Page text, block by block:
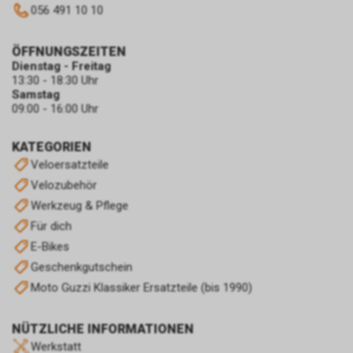
056 491 10 10
KATEGORIEN
Veloersatzteile
Velozubehör
Werkzeug & Pflege
Für dich
E-Bikes
Geschenkgutschein
Moto Guzzi Klassiker Ersatzteile (bis 1990)
NÜTZLICHE INFORMATIONEN
Werkstatt
ÖFFNUNGSZEITEN
Dienstag - Freitag
13:30 - 18:30 Uhr
Samstag
09:00 - 16:00 Uhr